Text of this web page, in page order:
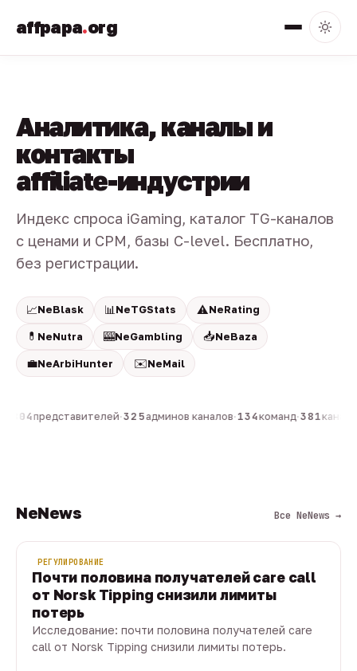
affpapa.org
Аналитика, каналы и
контакты
affiliate-индустрии
Индекс спроса iGaming, каталог TG-каналов
с ценами и CPM, базы C-level. Бесплатно,
без регистрации.
📈NeBlask 📊 NeTGStats ⚠️NeRating
💊 NeNutra 🎰NeGambling 📥NeBaza
💼NeArbiHunter ✉️NeMail
804представителей·325админов каналов·134команд·381
NeNews Все NeNews →
РЕГУЛИРОВАНИЕ
Почти половина получателей care call
от Norsk Tipping снизили лимиты
потерь
Исследование: почти половина получателей care
call от Norsk Tipping снизили лимиты потерь.